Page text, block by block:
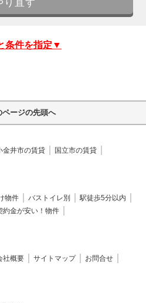
条件を指定▼
ページの先頭へ
金井市の賃貸
国立市の賃貸
物件 バストイレ別
駅徒歩5分以内
約金が安い！物件
社概要 サイトマップ
お問合せ